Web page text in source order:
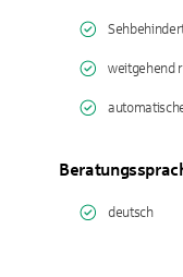
weitgehend
deutsch